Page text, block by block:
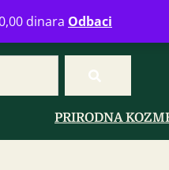
dinara Odbaci
39 61Radno vreme:
PRIRODNA